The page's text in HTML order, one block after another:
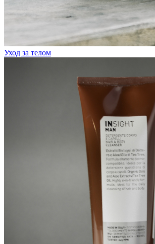
Уход за телом